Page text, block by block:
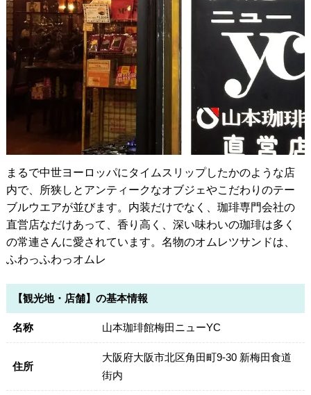
まるで中世ヨーロッパにタイムスリップしたかのような店
内で、所狭しとアンティークなオブジェやこだわりのテー
ブルウエアが並びます。内装だけでなく、珈琲専門会社の
直営店なだけあって、香り高く、深い味わいの珈琲は多く
の常連さんに愛されています。名物のオムレツサンドは、
ふわっふわっオムレ
【観光地・店舗】の基本情報
名称 山本珈琲館梅田ニューYC
住所
大阪府大阪市北区角田町9-30 新梅田食道
街内